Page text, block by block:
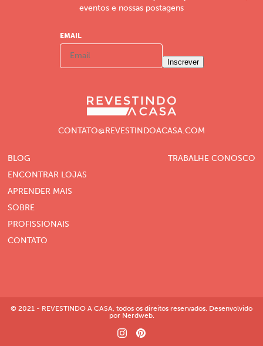
eventos e nossas postagens
EMAIL
Inscrever
CONTATO@REVESTINDOACASA.COM
BLOG
ENCONTRAR LOJAS
APRENDER MAIS
SOBRE
PROFISSIONAIS
CONTATO
TRABALHE CONOSCO
© 2021 - REVESTINDO A CASA, todos os direitos reservados. Desenvolvido
por Nerdweb.